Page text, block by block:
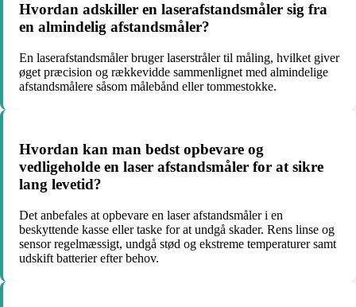
Hvordan adskiller en laserafstandsmåler sig fra
en almindelig afstandsmåler?
En laserafstandsmåler bruger laserstråler til måling, hvilket giver
øget præcision og rækkevidde sammenlignet med almindelige
afstandsmålere såsom målebånd eller tommestokke.
Hvordan kan man bedst opbevare og
vedligeholde en laser afstandsmåler for at sikre
lang levetid?
Det anbefales at opbevare en laser afstandsmåler i en
beskyttende kasse eller taske for at undgå skader. Rens linse og
sensor regelmæssigt, undgå stød og ekstreme temperaturer samt
udskift batterier efter behov.